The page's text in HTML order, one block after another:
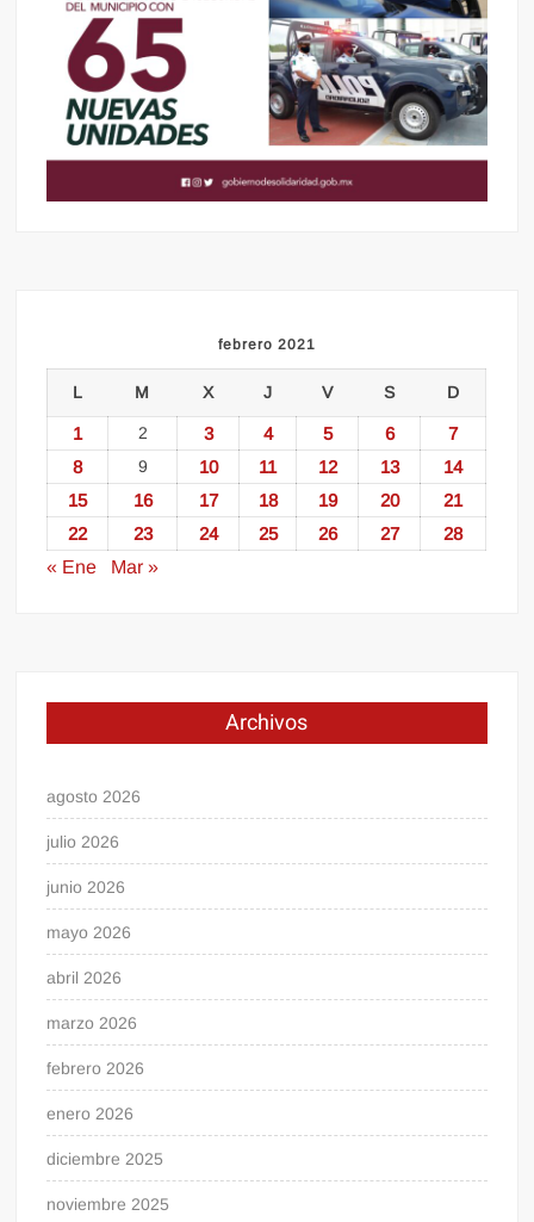
febrero 2021
L M X J V S D
1 2 3 4 5 6
7
8
9 10 11 12 13
14
15
16 17 18 19 20
21
22
23 24 25 26 27
28
« Ene
Mar »
Archivos
agosto 2026
julio 2026
junio 2026
mayo 2026
abril 2026
marzo 2026
febrero 2026
enero 2026
diciembre 2025
noviembre 2025